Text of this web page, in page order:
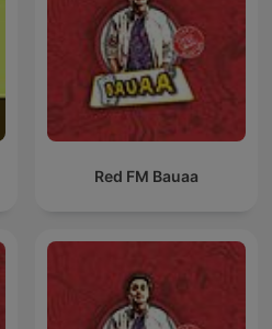
Red FM Bauaa